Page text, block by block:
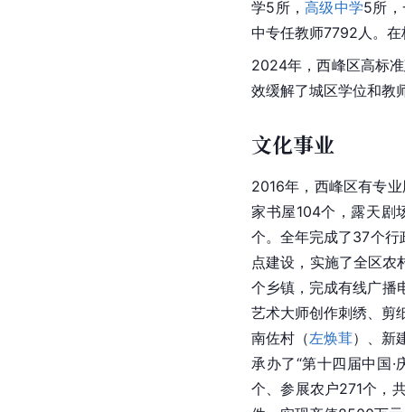
学5所，高级中学5所
中专任教师7792人。
2024年，西峰区高标
效缓解了城区学位和教
文化事业
2016年，西峰区有专
家书屋104个，露天剧
个。全年完成了37个行
点建设，实施了全区农
个乡镇，完成有线广播
艺术大师创作刺绣、剪
南佐村（左焕茸）、新
承办了“第十四届中国
个、参展农户271个，